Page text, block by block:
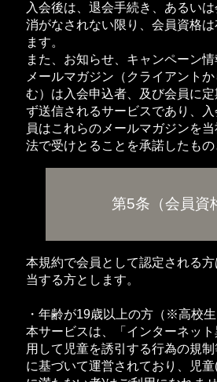
入会後は、退会手続き、あるい
消がなされない限り、会員資格
ます。
また、お知らせ、キャンペーン
メールマガジン（クライアント
む）は入会申込者、及び会員に
ず送信されるサービスであり、
員はこれらのメールマガジンを
法で受けとることを承諾したもの
第5条（会員資
本規約で会員として認定される
当する方とします。
・年齢が19歳以上の方（※高校生
本サービスは、「インターネット
用して児童を誘引する行為の規制
に基づいて運営されており、児